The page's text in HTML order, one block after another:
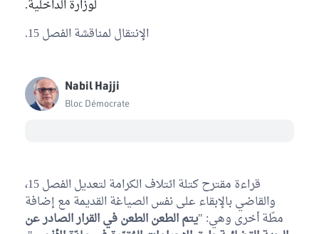
لوزارة الداخلية.
الإنتقال لمناقشة الفصل 15.
Nabil Hajji
Bloc Démocrate
قراءة مقترح كتلة ائتلاف الكرامة لتعديل الفصل 15،
والقاضي بالإبقاء على نفس الصياغة القديمة مع إضافة
مطّة أخرى وهي: "يتم الطعن الطعن في القرار الصادر عن